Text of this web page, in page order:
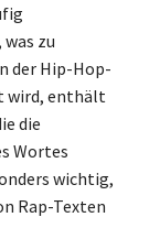
zu
der Hip-Hop-
wird, enthält
die
Wortes
wichtig,
Rap-Texten